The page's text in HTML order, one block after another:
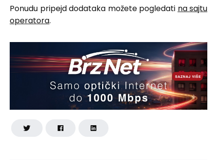
Ponudu pripejd dodataka možete pogledati na sajtu
operatora.